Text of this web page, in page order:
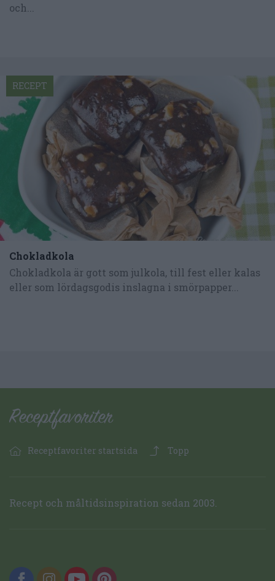
och...
Chokladkola
Chokladkola är gott som julkola, till fest eller kalas
eller som lördagsgodis inslagna i smörpapper...
RECEPT
Receptfavoriter startsida Topp
Recept och måltidsinspiration sedan 2003.